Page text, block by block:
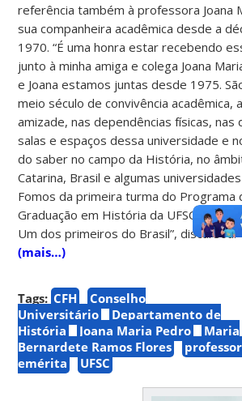
referência também à professora Joana
sua companheira acadêmica desde a
1970. “É uma honra estar recebendo
junto à minha amiga e colega Joana
e Joana estamos juntas desde 1975.
meio século de convivência acadêmica,
amizade, nas dependências físicas, nas
salas e espaços dessa universidade e
do saber no campo da História, no
Catarina, Brasil e algumas
Fomos da primeira turma do Programa
Graduação em História da UFSC, criado
Um dos primeiros do Brasil”, discursou.
(mais…)
Tags: CFH
Conselho
Universitário
Departamento de
História
Joana Maria Pedro
Maria
Bernardete Ramos Flores
emérita
UFSC